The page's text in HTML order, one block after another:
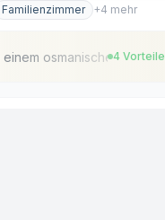
Familienzimmer +4 mehr
osmanischen Palast
4 Vorteile